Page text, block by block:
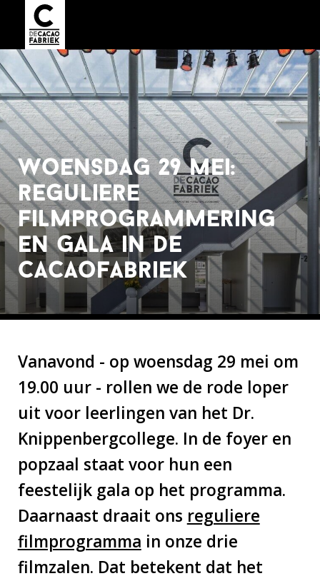
woensdag 29 mei:
reguliere
filmprogrammering
en gala in de
cacaofabriek
Vanavond - op woensdag 29 mei om
19.00 uur - rollen we de rode loper
uit voor leerlingen van het Dr.
Knippenbergcollege. In de foyer en
popzaal staat voor hun een
feestelijk gala op het programma.
Daarnaast draait ons reguliere
filmprogramma in onze drie
filmzalen. Dat betekent dat het